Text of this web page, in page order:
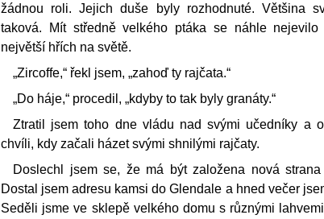
žádnou roli. Jejich duše byly rozhodnuté. Většina
taková. Mít středně velkého ptáka se náhle nejevilo
největší hřích na světě.
„Zircoffe,“ řekl jsem, „zahoď ty rajčata.“
„Do háje,“ procedil, „kdyby to tak byly granáty.“
Ztratil jsem toho dne vládu nad svými učedníky a
chvíli, kdy začali házet svými shnilými rajčaty.
Doslechl jsem se, že má být založena nová strana
Dostal jsem adresu kamsi do Glendale a hned večer
Seděli jsme ve sklepě velkého domu s různými